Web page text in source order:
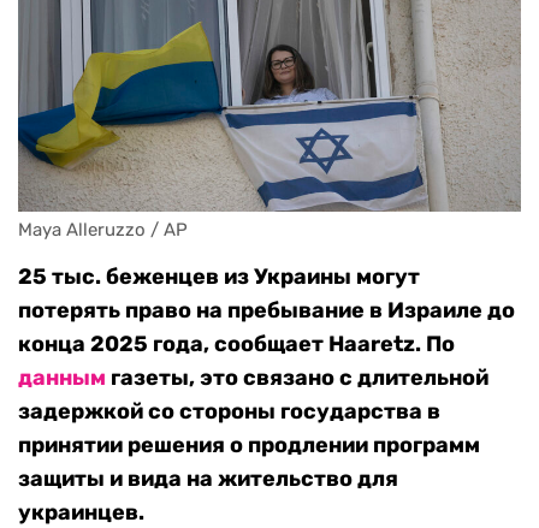
Maya Alleruzzo / AP
25 тыс. беженцев из Украины могут
потерять право на пребывание в Израиле до
конца 2025 года, сообщает Haaretz. По
данным газеты, это связано с длительной
задержкой со стороны государства в
принятии решения о продлении программ
защиты и вида на жительство для
украинцев.